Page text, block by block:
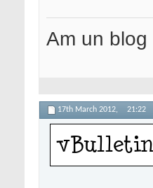
Am un blog
17th March 2012, 21:22